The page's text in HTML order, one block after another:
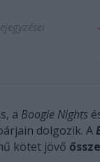
a Boogie Nights
dolgozik. A
kötet jövő